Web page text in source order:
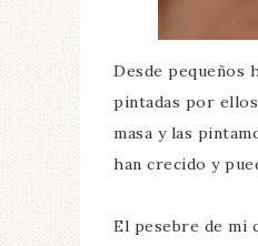
Desde pequeños
pintadas por
masa y las
han crecido y
El pesebre de mi